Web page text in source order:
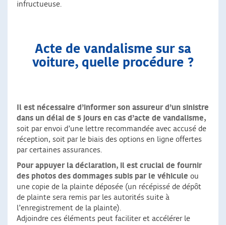
infructueuse.
Acte de vandalisme sur sa
voiture, quelle procédure ?
Il est nécessaire d’informer son assureur d’un sinistre
dans un délai de 5 jours en cas d’acte de vandalisme,
soit par envoi d’une lettre recommandée avec accusé de
réception, soit par le biais des options en ligne offertes
par certaines assurances.
Pour appuyer la déclaration, il est crucial de fournir
des photos des dommages subis par le véhicule ou
une copie de la plainte déposée (un récépissé de dépôt
de plainte sera remis par les autorités suite à
l’enregistrement de la plainte).
Adjoindre ces éléments peut faciliter et accélérer le